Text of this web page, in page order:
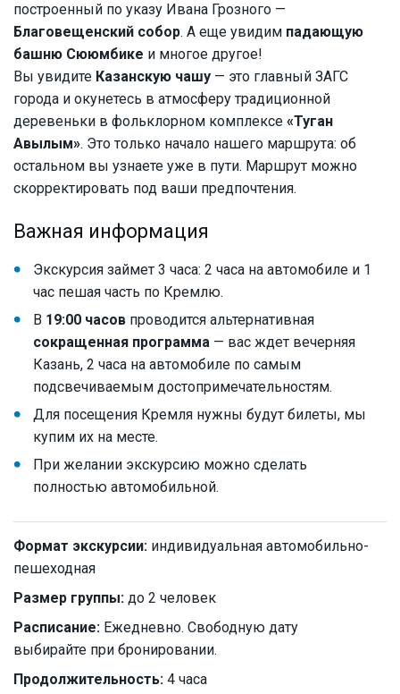
построенный по указу Ивана Грозного —
Благовещенский собор. А еще увидим падающую
башню Сююмбике и многое другое!
Вы увидите Казанскую чашу — это главный ЗАГС
города и окунетесь в атмосферу традиционной
деревеньки в фольклорном комплексе «Туган
Авылым». Это только начало нашего маршрута: об
остальном вы узнаете уже в пути. Маршрут можно
скорректировать под ваши предпочтения.
Важная информация
Экскурсия займет 3 часа: 2 часа на автомобиле и 1
час пешая часть по Кремлю.
В 19:00 часов проводится альтернативная
сокращенная программа — вас ждет вечерняя
Казань, 2 часа на автомобиле по самым
подсвечиваемым достопримечательностям.
Для посещения Кремля нужны будут билеты, мы
купим их на месте.
При желании экскурсию можно сделать
полностью автомобильной.
Формат экскурсии: индивидуальная автомобильно-
пешеходная
Размер группы: до 2 человек
Расписание: Ежедневно. Свободную дату
выбирайте при бронировании.
Продолжительность: 4 часа